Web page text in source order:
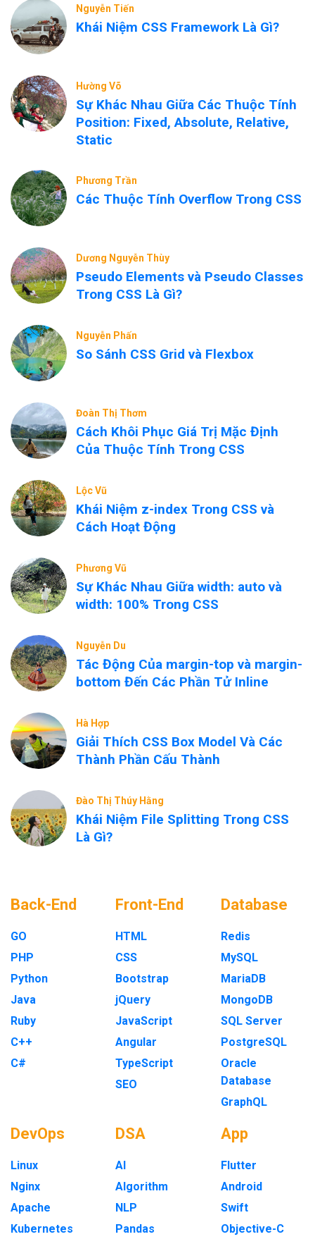
Nguyễn Tiến
Khái Niệm CSS Framework Là Gì?
Hường Võ
Sự Khác Nhau Giữa Các Thuộc Tính
Position: Fixed, Absolute, Relative,
Static
Phương Trần
Các Thuộc Tính Overflow Trong CSS
Dương Nguyễn Thùy
Pseudo Elements và Pseudo Classes
Trong CSS Là Gì?
Nguyễn Phấn
So Sánh CSS Grid và Flexbox
Đoàn Thị Thơm
Cách Khôi Phục Giá Trị Mặc Định
Của Thuộc Tính Trong CSS
Lộc Vũ
Khái Niệm z-index Trong CSS và
Cách Hoạt Động
Phương Vũ
Sự Khác Nhau Giữa width: auto và
width: 100% Trong CSS
Nguyễn Du
Tác Động Của margin-top và margin-
bottom Đến Các Phần Tử Inline
Hà Hợp
Giải Thích CSS Box Model Và Các
Thành Phần Cấu Thành
Đào Thị Thúy Hằng
Khái Niệm File Splitting Trong CSS
Là Gì?
Back-End
GO
PHP
Python
Java
Ruby
C++
C#
Front-End
HTML
CSS
Bootstrap
jQuery
JavaScript
Angular
TypeScript
SEO
Database
Redis
MySQL
MariaDB
MongoDB
SQL Server
PostgreSQL
Oracle
Database
GraphQL
DevOps
Linux
Nginx
Apache
Kubernetes
DSA
AI
Algorithm
NLP
Pandas
App
Flutter
Android
Swift
Objective-C